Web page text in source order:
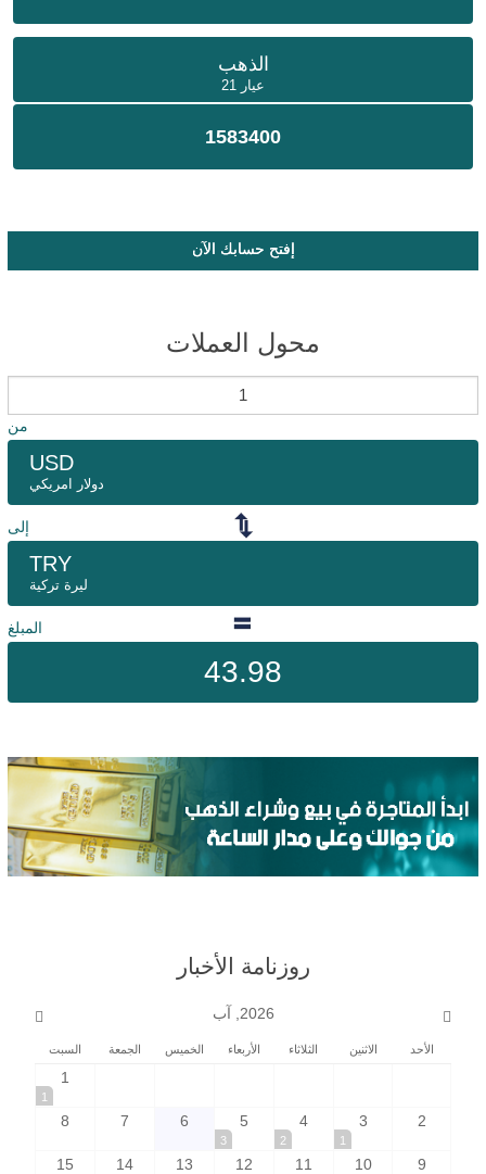
الذهب
عيار 21
1583400
إفتح حسابك الآن
محول العملات
من
USD
دولار امريكي
إلى
TRY
ليرة تركية
المبلغ
43.98
روزنامة الأخبار
2026, آب
الأحد الاثنين الثلاثاء الأربعاء الخميس الجمعة السبت
1
1
2
3
1
4
2
5
3
6
7
8
9
10
11
12
13
14
15